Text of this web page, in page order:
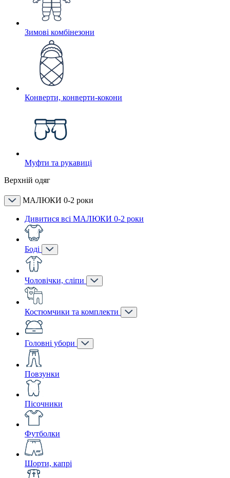
Зимові комбінезони
Конверти, конверти-кокони
Муфти та рукавиці
Верхній одяг
МАЛЮКИ 0-2 роки
Дивитися всі МАЛЮКИ 0-2 роки
Боді
Чоловічки, сліпи
Костюмчики та комплекти
Головні убори
Повзунки
Пісочники
Футболки
Шорти, капрі